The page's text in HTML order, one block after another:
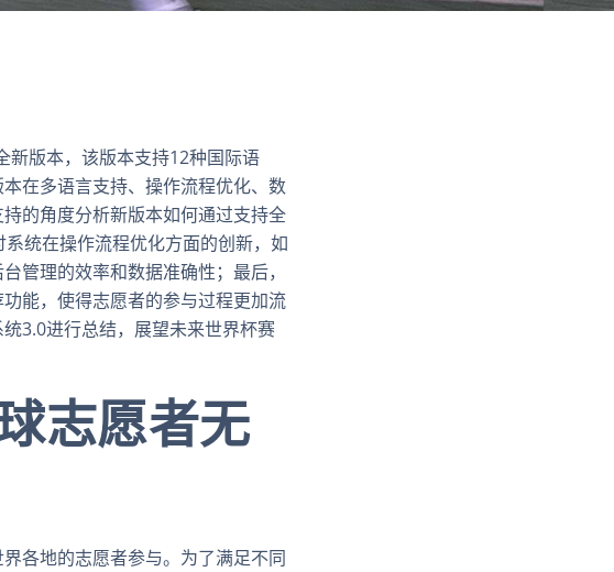
新版本，该版本支持12种国际语
在多语言支持、操作流程优化、数
的角度分析新版本如何通过支持全
统在操作流程优化方面的创新，如
管理的效率和数据准确性；最后，
能，使得志愿者的参与过程更加流
3.0进行总结，展望未来世界杯赛
志愿者无
各地的志愿者参与。为了满足不同